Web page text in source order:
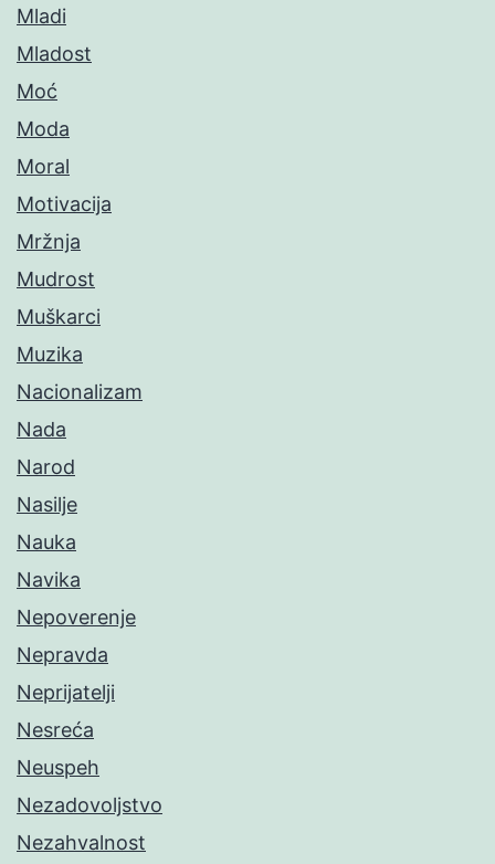
Mladi
Mladost
Moć
Moda
Moral
Motivacija
Mržnja
Mudrost
Muškarci
Muzika
Nacionalizam
Nada
Narod
Nasilje
Nauka
Navika
Nepoverenje
Nepravda
Neprijatelji
Nesreća
Neuspeh
Nezadovoljstvo
Nezahvalnost